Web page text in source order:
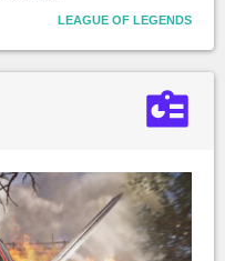
LEAGUE OF LEGENDS